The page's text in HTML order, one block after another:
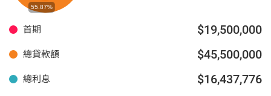
首期 $19,500,000
總貸款額 $45,500,000
總利息 $16,437,776